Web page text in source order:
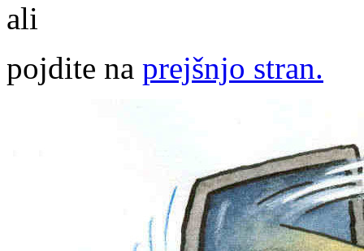
ali
pojdite na prejšnjo stran.